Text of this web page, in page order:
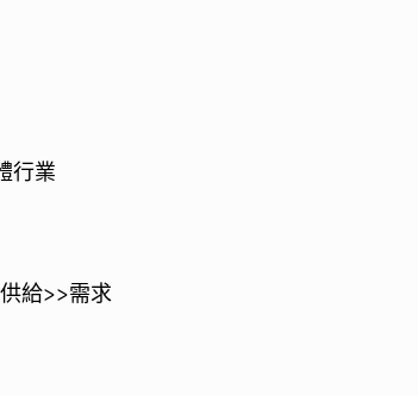
行業
給>>需求